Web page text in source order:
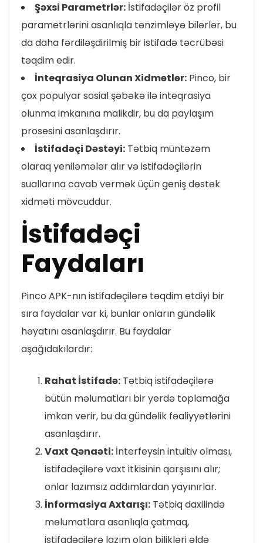
Şəxsi Parametrlər: İstifadəçilər öz profil
parametrlərini asanlıqla tənzimləyə bilərlər, bu
da daha fərdiləşdirilmiş bir istifadə təcrübəsi
təqdim edir.
İnteqrasiya Olunan Xidmətlər: Pinco, bir
çox populyar sosial şəbəkə ilə inteqrasiya
olunma imkanına malikdir, bu da paylaşım
prosesini asanlaşdırır.
İstifadəçi Dəstəyi: Tətbiq müntəzəm
olaraq yeniləmələr alır və istifadəçilərin
suallarına cavab vermək üçün geniş dəstək
xidməti mövcuddur.
İstifadəçi
Faydaları
Pinco APK-nın istifadəçilərə təqdim etdiyi bir
sıra faydalar var ki, bunlar onların gündəlik
həyatını asanlaşdırır. Bu faydalar
aşağıdakılardır:
Rahat İstifadə: Tətbiq istifadəçilərə
bütün məlumatları bir yerdə toplamağa
imkan verir, bu da gündəlik fəaliyyətlərini
asanlaşdırır.
Vaxt Qənaəti: İnterfeysin intuitiv olması,
istifadəçilərə vaxt itkisinin qarşısını alır;
onlar lazımsız addımlardan yayınırlar.
İnformasiya Axtarışı: Tətbiq daxilində
məlumatlara asanlıqla çatmaq,
istifadəçilərə lazım olan bilikləri əldə